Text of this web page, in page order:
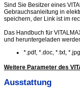
Sind Sie Besitzer eines
Gebrauchsanleitung in
speichern, der Link ist im
Das Handbuch für
und heruntergeladen
*.pdf, *.doc, *.txt,
Weitere Parameter des
Ausstattung